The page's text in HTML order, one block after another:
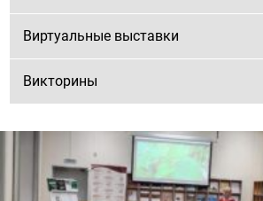
Виртуальные выставки
Викторины